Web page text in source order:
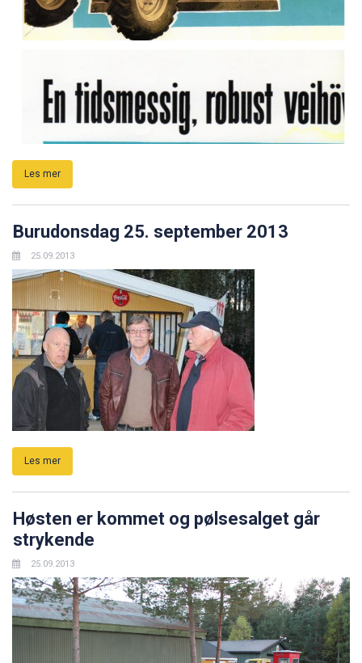
Les mer
Burudonsdag 25. september 2013
25.09.2013
Les mer
Høsten er kommet og pølsesalget går
strykende
25.09.2013